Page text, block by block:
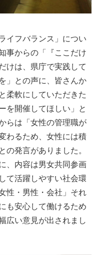
イフバランス」につい
事からの「『ここだけ
けは、県庁で実践して
」との声に、皆さんか
柔軟にしていただきた
を開催してほしい」と
らは「女性の管理職が
わるため、女性には積
の発言がありました。
、内容は男女共同参画
て活躍しやすい社会環
性・男性・会社」それ
も安心して働けるため
広い意見が出されまし